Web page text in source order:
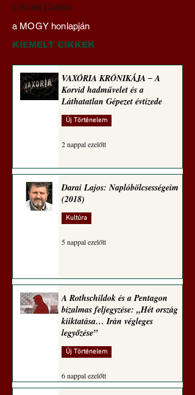
Hajdu Zoltán:
Transzhumanizmus és
technomorál ‒ 21/28.
Rugalmas technomorál:
a Szilaj Csikón
a MOGY honlapján
KIEMELT CIKKEK
VAXÓRIA KRÓNIKÁJA ‒ A
Korvid hadművelet és a
Láthatatlan Gépezet évtizede
Új Történelem
2 nappal ezelőtt
Darai Lajos: Naplóbölcsességeim
(2018)
Kultúra
5 nappal ezelőtt
A Rothschildok és a Pentagon
bizalmas feljegyzése: „Hét ország
kiiktatása… Irán végleges
legyőzése”
Új Történelem
6 nappal ezelőtt